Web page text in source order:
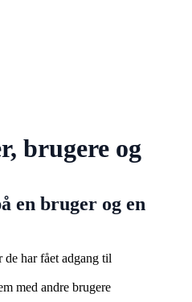
brugere og
en bruger og en
de har fået adgang til
med andre brugere